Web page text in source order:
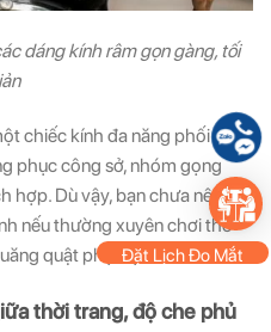
dáng kính râm gọn gàng, tối
chiếc kính đa năng phối
phục công sở, nhóm gọng
hợp. Dù vậy, bạn chưa nên
nếu thường xuyên chơi thể
quật phụ kiện.
thời trang, độ che phủ
Đặt Lịch Đo Mắt